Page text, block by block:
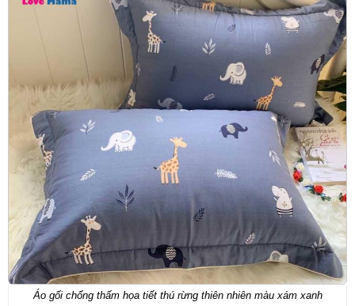
Áo gối chống thấm họa tiết thú rừng thiên nhiên màu xám xanh